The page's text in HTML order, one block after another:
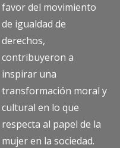
favor del movimiento
de igualdad de
derechos,
contribuyeron a
inspirar una
transformación moral y
cultural en lo que
respecta al papel de la
mujer en la sociedad.